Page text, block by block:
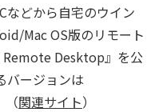
などから自宅のウイン
Mac OS版のリモート
Desktop』を公
バージョンは
（関連サイト）